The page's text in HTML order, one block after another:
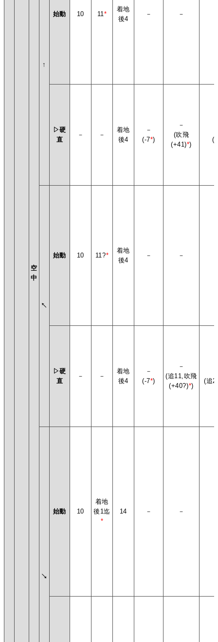
空
中
↑
始動 10 11*
着地
後4
－ －
▷硬
直
－ －
着地
後4
－
(-7*)
－
(吹飛
(+41)*)
↖
始動 10 11?*
着地
後4
－ －
▷硬
直
－ －
着地
後4
－
(-7*)
－
(追11,吹飛
(+40?)*)
(追
↘
始動 10
着地
後1迄
*
14 － －